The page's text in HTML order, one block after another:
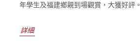
年學生及福建鄉親到場觀賞，大獲好評。
詳細